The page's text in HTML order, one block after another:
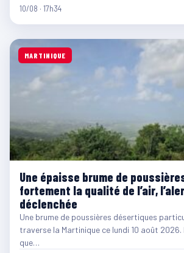
10/08 · 17h34
MARTINIQUE
Une épaisse brume de
fortement la qualité de l’air,
déclenchée
Une brume de poussières désertiques
traverse la Martinique ce lundi 10 août
que…